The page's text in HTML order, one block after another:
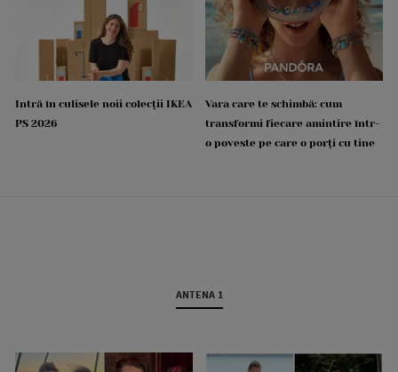
Intră în culisele noii colecții IKEA
PS 2026
Vara care te schimbă: cum
transformi fiecare amintire într-
o poveste pe care o porți cu tine
ANTENA 1